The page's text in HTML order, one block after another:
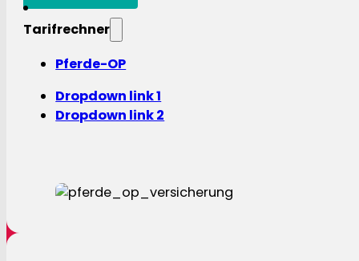
Tarifrechner
Pferde-OP
Dropdown link 1
Dropdown link 2